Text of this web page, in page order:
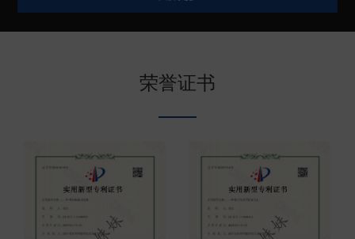
较高的防腐蚀性能和结实可靠的产品特点。目前鲨鱼
妹妹电子锚在中国深受广大钓友、船主、代理商伙伴
台湾、印尼、泰国等地区或者国家。欢迎有需要的朋
荣誉证书